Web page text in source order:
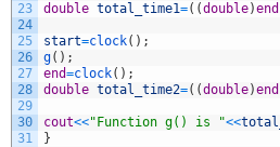
23
24
25
26
27
28
29
30
31
double total_time1=( (double)end
start=clock( ) ;
g( ) ;
end=clock( ) ;
double total_time2=( (double)end
cout<<"Function g() is "<<
}